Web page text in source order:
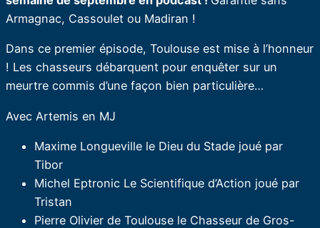
Armagnac, Cassoulet ou Madiran !
Dans ce premier épisode, Toulouse est mise à l’honneur
! Les chasseurs débarquent pour enquêter sur un
meurtre commis d’une façon bien particulière…
Avec Artemis en MJ
Maxime Longueville le Dieu du Stade joué par
Tibor
Michel Eptronic Le Scientifique d’Action joué par
Tristan
Pierre Olivier de Toulouse le Chasseur de Gros-